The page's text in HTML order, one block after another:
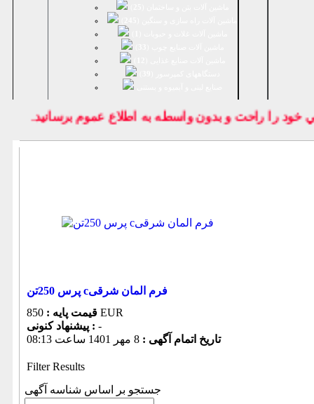
را راحت و بدون واسطه به اطلاع عموم برسانيد.
پرس 250تن cفرم المان شرقی
قیمت پایه : 850 EUR
پیشنهاد كنونی : -
تاریخ اتمام آگهی :
Filter Results
جستجو بر اساس شناسه آگهی